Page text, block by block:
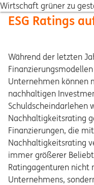
Wirtschaft grüner zu
ESG Ratings
Während der letzten
Unternehmen können
nachhaltigen
Schuldscheindarlehen
Nachhaltigkeitsrating
Finanzierungen, die
Nachhaltigkeitsrating
immer größerer
Ratingagenturen nicht
Unternehmens,